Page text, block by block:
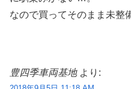
なので買ってそのまま未整
豊四季車両基地 より: